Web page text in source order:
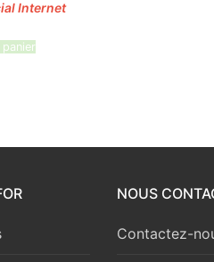
NOUS
Contactez-